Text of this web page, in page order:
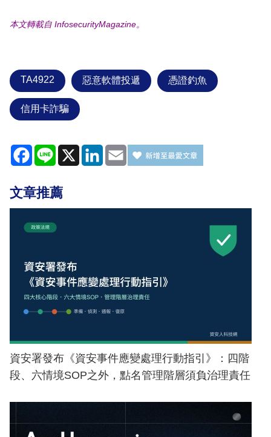
本文轉載自 InfosecurityMagazine。
TA4922 惡意軟體投遞 憑證釣魚
信用卡詐騙
Facebook
Line X LinkedIn
Email
文章推薦
資安署發布《資安事件應變處理行動指引》：四階
段、六情境SOP之外，點名管理階層須負治理責任